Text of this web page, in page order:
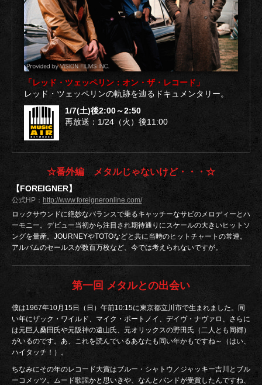
「レッド・ツェッペリン：オン・ザ・レコード」
レッド・ツェッペリンの軌跡を辿るドキュメンタリー。
1/7(土)後2:00～2:50
再放送：1/24（火）後11:00
☆番外編 メタルじゃないけど・・・☆
【FOREIGNER】
公式HP： http://www.foreigneronline.com/
ロックサウンドに絶妙なバランスで乗るキャッチーなサビのメロディーとハ
ーモニー。デビュー当初から注目され期待通りにスケールの大きいヒットソ
ングを量産。JOURNEYやTOTOなどと共に当時のヒットチャートの常連。
アルバムのセールスが数百万枚など、今では考えられないですが。
第一回 メタルとの出会い
僕は1967年10月15日（日）午前10:15に東京都立川市で生まれました。同
い年にザック・ワイルド、マイク・ポートノイ、デイヴ・ナヴァロ、さらに
は元巨人桑田氏や元阪神の遠山氏、元オリックスの野田氏（二人とも同郷）
がいるのです。あ、これを読んでいるあなたも同い年かもですね～（はい、
ハイタッチ！）。
ちなみにその年のレコード大賞はブルー・シャトウ／ジャッキー吉川とブル
ーコメッツ。ムード歌謡かと思いきや、なんとバンドが受賞したんですね、